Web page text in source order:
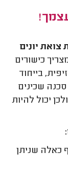
צואת יונים
כישורים
בייחוד
שכינים
יכול להיות
כאלה שניתן